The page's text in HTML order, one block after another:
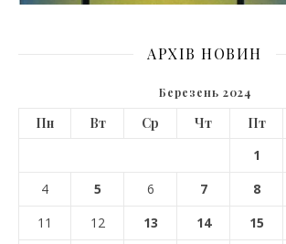
АРХІВ НОВИН
Березень 2024
Пн Вт Ср Чт Пт
1
4
5 6 7 8
11
12 13 14 15